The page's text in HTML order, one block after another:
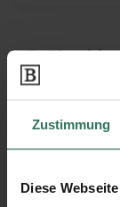
Zustimmung
Diese
R. Kitschke
Belliner Str. 7